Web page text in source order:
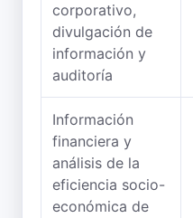
corporativo,
divulgación de
información y
auditoría
Información
financiera y
análisis de la
eficiencia socio-
económica de